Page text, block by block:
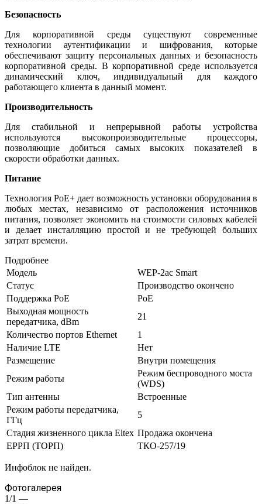
Безопасность
Для корпоративной среды существуют современные
технологии аутентификации и шифрования, которые
обеспечивают защиту персональных данных и безопасность
корпоративной среды. В корпоративной среде используется
динамический ключ, индивидуальный для каждого
работающего клиента в данный момент.
Производительность
Для стабильной и непрерывной работы устройства
используются высокопроизводительные процессоры,
позволяющие добиться самых высоких показателей в
скорости обработки данных.
Питание
Технология PoE+ дает возможность установки оборудования в
любых местах, независимо от расположения источников
питания, позволяет экономить на стоимости силовых кабелей
и делает инсталляцию простой и не требующей больших
затрат времени.
Подробнее
Модель
WEP-2ac Smart
Статус
Производство окончено
Поддержка PoE
PoE
Выходная мощность
передатчика, dBm
21
Количество портов Ethernet
1
Наличие LTE
Нет
Размещение
Внутри помещения
Режим работы
Режим беспроводного моста
(WDS)
Тип антенны
Встроенные
Режим работы передатчика,
ГГц
5
Стадия жизненного цикла Eltex Продажа окончена
ЕРРП (ТОРП)
ТКО-257/19
Инфоблок не найден.
Фотогалерея
1/1 —